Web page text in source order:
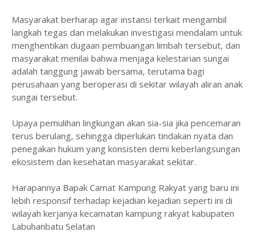
‎Masyarakat berharap agar instansi terkait mengambil
langkah tegas dan melakukan investigasi mendalam untuk
menghentikan dugaan pembuangan limbah tersebut, dan
masyarakat menilai bahwa menjaga kelestarian sungai
adalah tanggung jawab bersama, terutama bagi
perusahaan yang beroperasi di sekitar wilayah aliran anak
sungai tersebut.
‎Upaya pemulihan lingkungan akan sia-sia jika pencemaran
terus berulang, sehingga diperlukan tindakan nyata dan
penegakan hukum yang konsisten demi keberlangsungan
ekosistem dan kesehatan masyarakat sekitar.
‎Harapannya Bapak Camat Kampung Rakyat yang baru ini
lebih responsif terhadap kejadian kejadian seperti ini di
wilayah kerjanya kecamatan kampung rakyat kabupaten
Labuhanbatu Selatan